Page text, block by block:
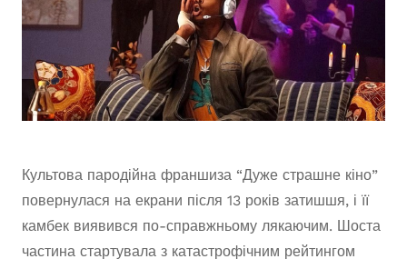
Культова пародійна франшиза “Дуже страшне кіно”
повернулася на екрани після 13 років затишшя, і її
камбек виявився по-справжньому лякаючим. Шоста
частина стартувала з катастрофічним рейтингом